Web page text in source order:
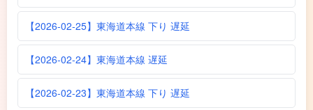
【2026-02-25】東海道本線 下り 遅延
【2026-02-24】東海道本線 遅延
【2026-02-23】東海道本線 下り 遅延